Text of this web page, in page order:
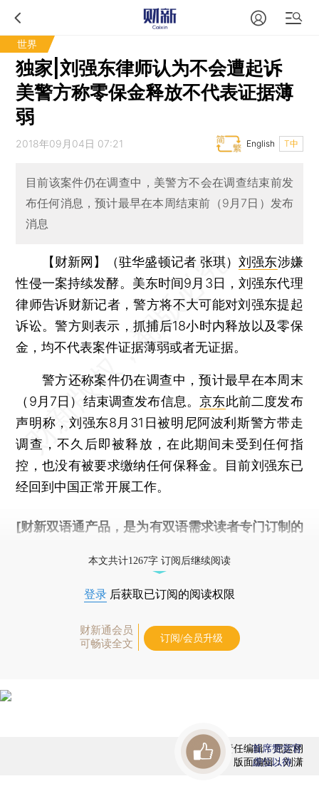
世界
独家|刘强东律师认为不会遭起诉
美警方称零保金释放不代表证据薄
弱
2018年09月04日 07:21 T中
English
目前该案件仍在调查中，美警方不会在调查结束前发
布任何消息，预计最早在本周结束前（9月7日）发布
消息
【财新网】（驻华盛顿记者 张琪）刘强东涉嫌
性侵一案持续发酵。美东时间9月3日，刘强东代理
律师告诉财新记者，警方将不大可能对刘强东提起
诉讼。警方则表示，抓捕后18小时内释放以及零保
金，均不代表案件证据薄弱或者无证据。
警方还称案件仍在调查中，预计最早在本周末
（9月7日）结束调查发布信息。京东此前二度发布
声明称，刘强东8月31日被明尼阿波利斯警方带走
调查，不久后即被释放，在此期间未受到任何指
控，也没有被要求缴纳任何保释金。目前刘强东已
经回到中国正常开展工作。
[财新双语通产品，是为有双语需求读者专门订制的
本文共计1267字 订阅后继续阅读
登录 后获取已订阅的阅读权限
财新通会员
可畅读全文
订阅/会员升级
责任编辑：屈运栩
版面编辑：刘潇
首席赞赏官
虚位以待